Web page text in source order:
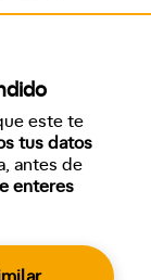
este te
tus datos
antes de
enteres